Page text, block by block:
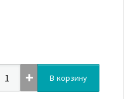
В корзину